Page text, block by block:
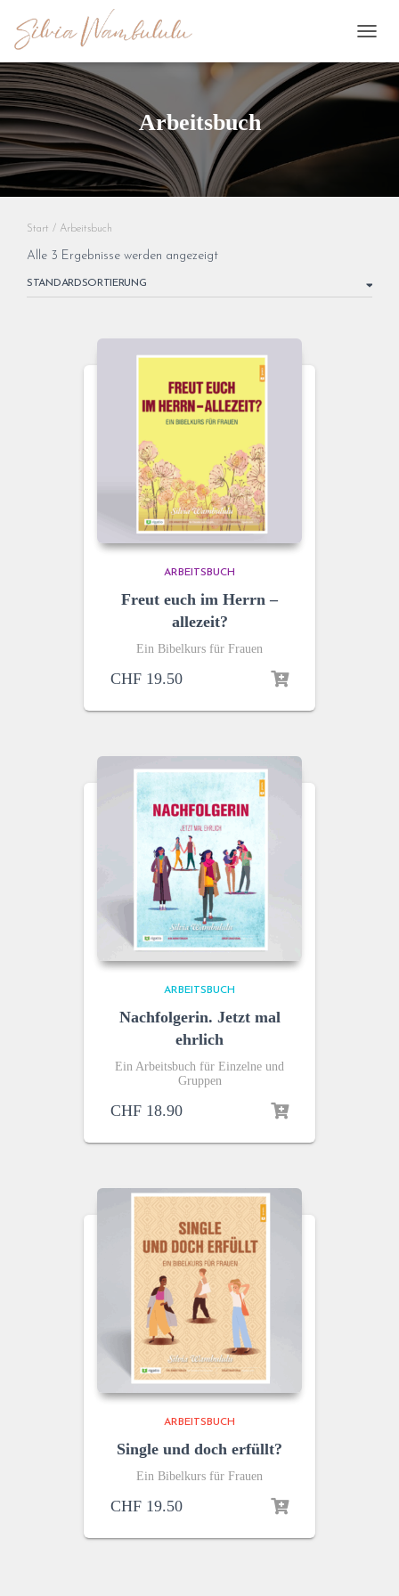
Arbeitsbuch
Start / Arbeitsbuch
Alle 3 Ergebnisse werden angezeigt
ARBEITSBUCH
Freut euch im Herrn –
allezeit?
Ein Bibelkurs für Frauen
CHF 19.50
ARBEITSBUCH
Nachfolgerin. Jetzt mal
ehrlich
Ein Arbeitsbuch für Einzelne und
Gruppen
CHF 18.90
ARBEITSBUCH
Single und doch erfüllt?
Ein Bibelkurs für Frauen
CHF 19.50